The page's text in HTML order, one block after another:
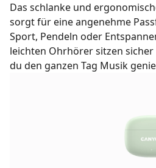
Das schlanke und
sorgt für eine angenehme
Sport, Pendeln oder
leichten Ohrhörer sitzen
du den ganzen Tag Musik